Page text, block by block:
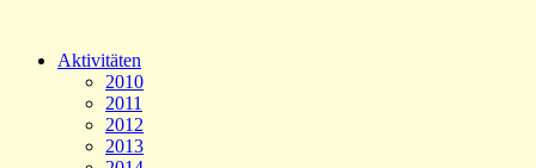
Aktivitäten
2010
2011
2012
2013